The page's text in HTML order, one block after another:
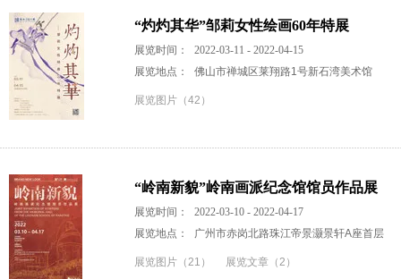
“灼灼其华”邹莉女性绘画60年特展
展览时间：
2022-03-11 - 2022-04-15
展览地点：
佛山市禅城区莱翔路1号新石湾美术馆
展览图片（42）
“岭南新貌”岭南画派纪念馆馆员作品展
展览时间：
2022-03-10 - 2022-04-17
展览地点：
广州市赤岗北路珠江帝景灏景轩A座首层
展览图片（21） 展览文章（2）